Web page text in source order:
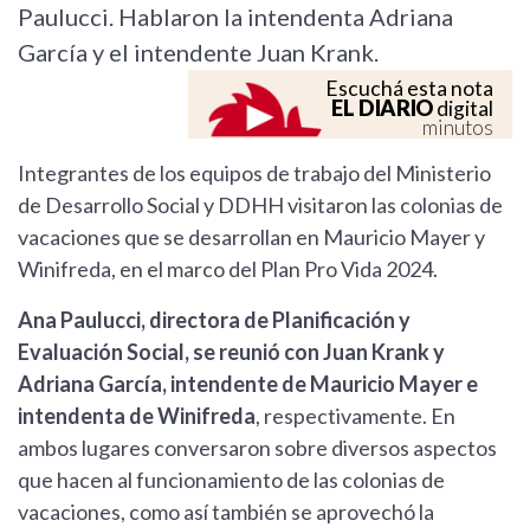
Paulucci. Hablaron la intendenta Adriana
García y el intendente Juan Krank.
Escuchá esta nota
EL DIARIOdigital
minutos
Integrantes de los equipos de trabajo del Ministerio
de Desarrollo Social y DDHH visitaron las colonias de
vacaciones que se desarrollan en Mauricio Mayer y
Winifreda, en el marco del Plan Pro Vida 2024.
Ana Paulucci, directora de Planificación y
Evaluación Social, se reunió con Juan Krank y
Adriana García, intendente de Mauricio Mayer e
intendenta de Winifreda, respectivamente. En
ambos lugares conversaron sobre diversos aspectos
que hacen al funcionamiento de las colonias de
vacaciones, como así también se aprovechó la